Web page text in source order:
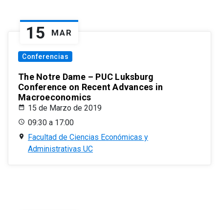
15 MAR
Conferencias
The Notre Dame – PUC Luksburg
Conference on Recent Advances in
Macroeconomics
15 de Marzo de 2019
09:30 a 17:00
Facultad de Ciencias Económicas y
Administrativas UC